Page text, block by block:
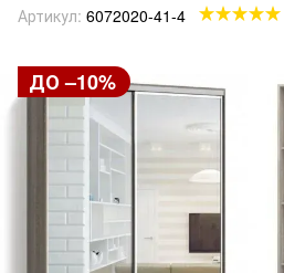
Артикул: 6072020-41-4
ДО –10%